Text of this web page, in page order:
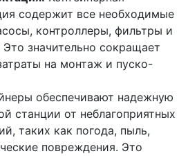
содержит все необходимые
контроллеры, фильтры и
значительно сокращает
на монтаж и пуско-
обеспечивают надежную
станции от неблагоприятных
таких как погода, пыль,
повреждения. Это